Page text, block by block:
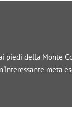
piedi della Monte
meta